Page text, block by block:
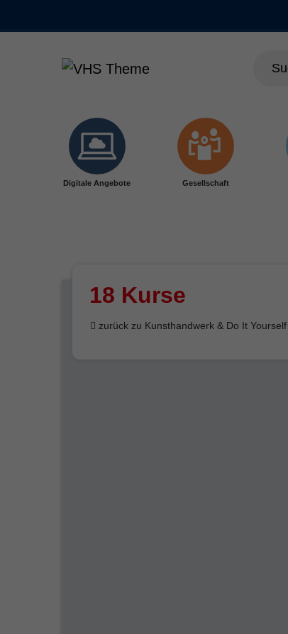
Digitale Angebote Gesellschaft
18 Kurse
zurück zu Kunsthandwerk & Do It Yourself